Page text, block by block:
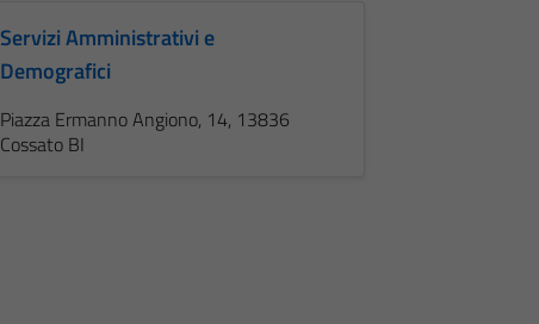
Servizi Amministrativi e
Demografici
Piazza Ermanno Angiono, 14, 13836
Cossato BI